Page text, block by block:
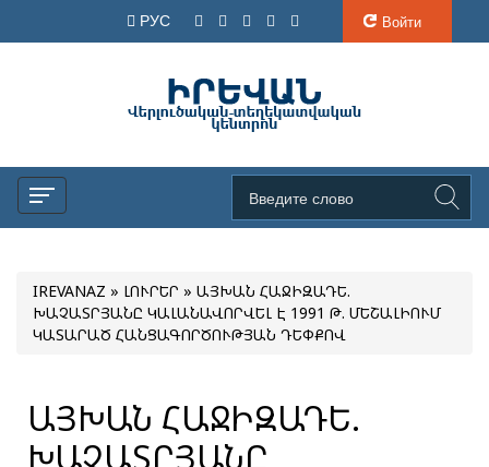
РУС Войти
IREVANAZ » ԼՈՒՐԵՐ » ԱՅԽԱՆ ՀԱՋԻԶԱԴԵ.
ԽԱՉԱՏՐՅԱՆԸ ԿԱԼԱՆԱՎՈՐՎԵԼ Է 1991 Թ. ՄԵՇԱԼԻՈՒՄ
ԿԱՏԱՐԱԾ ՀԱՆՑԱԳՈՐԾՈՒԹՅԱՆ ԴԵՓՔՈՎ
ԱՅԽԱՆ ՀԱՋԻԶԱԴԵ.
ԽԱՉԱՏՐՅԱՆԸ